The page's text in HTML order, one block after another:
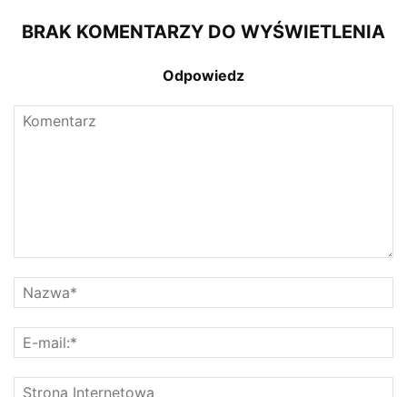
BRAK KOMENTARZY DO WYŚWIETLENIA
Odpowiedz